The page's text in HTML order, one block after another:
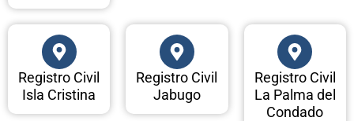
Registro Civil
Isla Cristina
Registro Civil
Jabugo
Registro Civil
La Palma del
Condado